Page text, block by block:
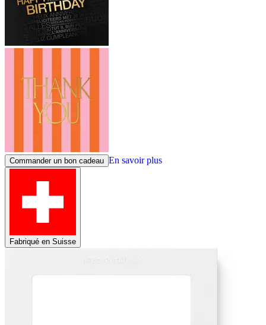
Commander un bon cadeau En savoir plus
Fabriqué en Suisse